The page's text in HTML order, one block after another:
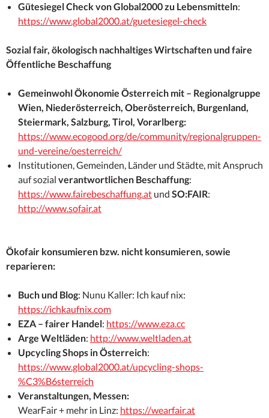
Gütesiegel Check von Global2000 zu Lebensmitteln:
https://www.global2000.at/guetesiegel-check
Sozial fair, ökologisch nachhaltiges Wirtschaften und faire
Öffentliche Beschaffung
Gemeinwohl Ökonomie Österreich mit – Regionalgruppe
Wien, Niederösterreich, Oberösterreich, Burgenland,
Steiermark, Salzburg, Tirol, Vorarlberg:
https://www.ecogood.org/de/community/regionalgruppen-
und-vereine/oesterreich/
Institutionen, Gemeinden, Länder und Städte, mit Anspruch
auf sozial verantwortlichen Beschaffung:
https://www.fairebeschaffung.at und SO:FAIR:
http://www.sofair.at
Ökofair konsumieren bzw. nicht konsumieren, sowie
reparieren:
Buch und Blog: Nunu Kaller: Ich kauf nix:
https://ichkaufnix.com
EZA – fairer Handel: https://www.eza.cc
Arge Weltläden: http://www.weltladen.at
Upcycling Shops in Österreich:
https://www.global2000.at/upcycling-shops-
%C3%B6sterreich
Veranstaltungen, Messen:
WearFair + mehr in Linz: https://wearfair.at